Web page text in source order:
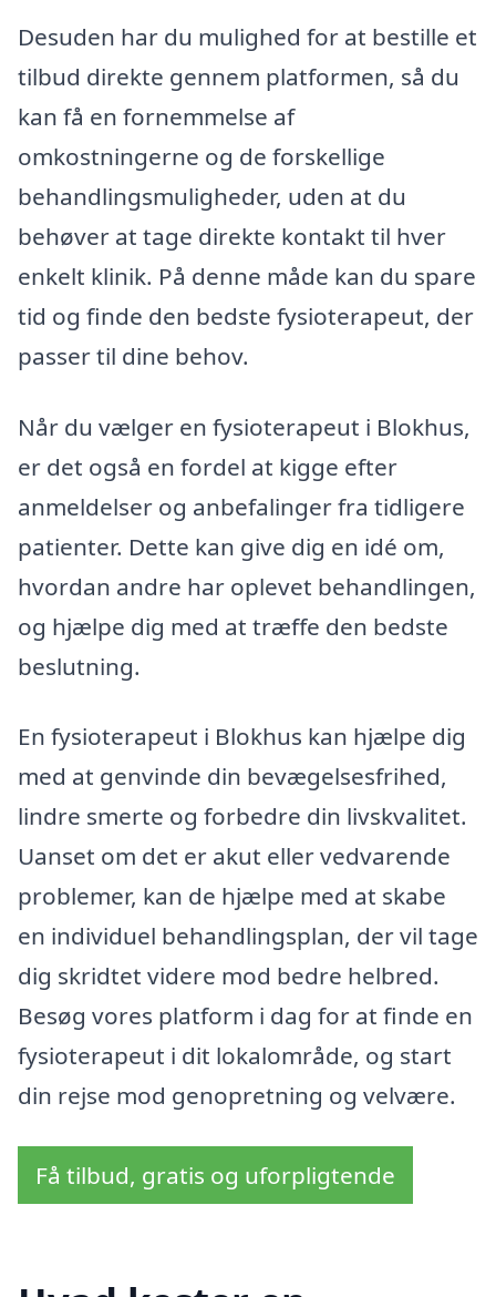
Desuden har du mulighed for at bestille et
tilbud direkte gennem platformen, så du
kan få en fornemmelse af
omkostningerne og de forskellige
behandlingsmuligheder, uden at du
behøver at tage direkte kontakt til hver
enkelt klinik. På denne måde kan du spare
tid og finde den bedste fysioterapeut, der
passer til dine behov.
Når du vælger en fysioterapeut i Blokhus,
er det også en fordel at kigge efter
anmeldelser og anbefalinger fra tidligere
patienter. Dette kan give dig en idé om,
hvordan andre har oplevet behandlingen,
og hjælpe dig med at træffe den bedste
beslutning.
En fysioterapeut i Blokhus kan hjælpe dig
med at genvinde din bevægelsesfrihed,
lindre smerte og forbedre din livskvalitet.
Uanset om det er akut eller vedvarende
problemer, kan de hjælpe med at skabe
en individuel behandlingsplan, der vil tage
dig skridtet videre mod bedre helbred.
Besøg vores platform i dag for at finde en
fysioterapeut i dit lokalområde, og start
din rejse mod genopretning og velvære.
Få tilbud, gratis og uforpligtende